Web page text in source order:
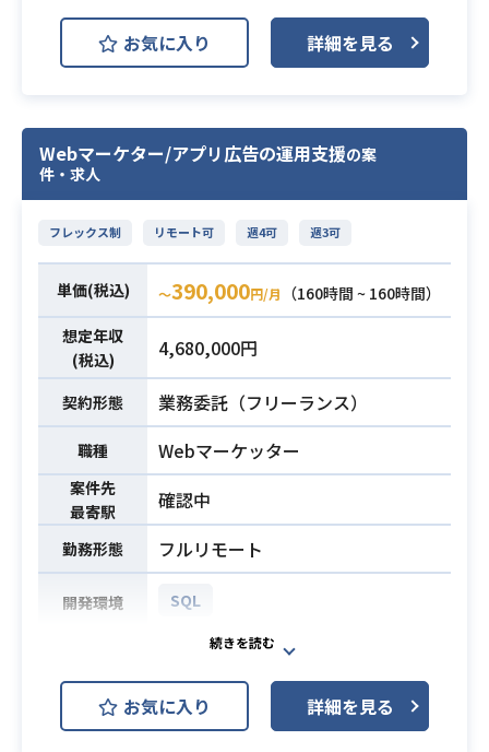
・アプリ開発/リリースに必要な登
録・リリース作業
連の管理業務をお任せします。
ご本人のご経験や案件の状況に合わ
おります。
【こんな人におすすめ】
・スマートフォンアプリの案件を要
件定義からリリースまで一貫して担
当したことのある方
・複数の開発案件をリリース（納
品）まで効率よくまわすべく、PMと
して管理したご経験
・顧客折衝のご経験
・アプリ開発をバックボーンに持
ち、今後はPMとしての経験を積んで
いきたい方
【働き方】
裁量労働制を採用しております。
働を目安としつつ、始業開始と終了
時刻はご自身の裁量にて調整可能で
す。
AWS (Amazon Web Services)
業務内容
専任 プロジェクトマネージャー とし
ジメントをして頂きます。
顧客同行、営業の案件獲得のサポー
PRD/要件定義書/仕様書作成
プロジェクト推進、顧客との折衝
社外に対しての報告書作成
生成AIの技術検証/プロトタイプ作成
必須スキル
下記いずれかの経験
・コンサルティング経験 ：業務分
析・業務整理・BPRなど、クライア
ントの業務を構造化し改善提案を行
った経験
・AI/データ領域の業務経験 ：機械学
習、データ分析、BI導入、データ基
盤構築、CDP活用など、AI・データ
活用に関わるプロジェクト経験
・AX（AI Transformation）戦略立案
経験 ：企業のAI活用戦略の策定、ロ
ードマップ作成、組織変革の推進経
お気に入り 詳細を見る
Webマーケター/アプリ広告の運用支援の案
件・求人
フレックス制 リモート可 週4可 週3可
単価(税込) 〜390,000円/月
（160時間 ~ 160時間）
想定年収
(税込)
4,680,000円
契約形態 業務委託（フリーランス）
職種 Webマーケッター
案件先
最寄駅
確認中
勤務形態 フルリモート
開発環境 SQL
自社で展開するマッチングサービス
における広告運用業務です。
複数の広告媒体を横断的に活用し、
日々の運用、数値管理、クリエイテ
お気に入り 詳細を見る